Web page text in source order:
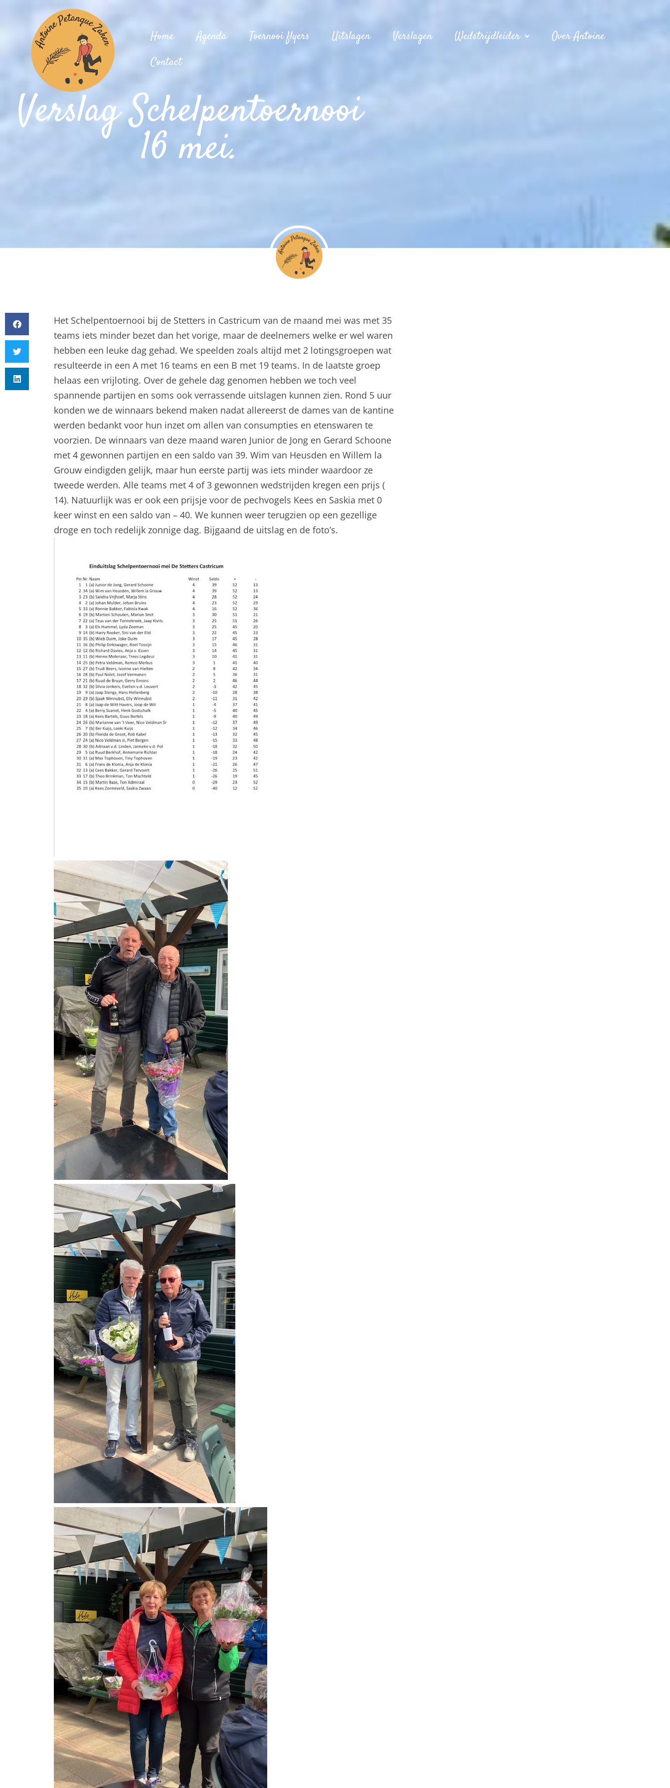
Home Agenda Toernooi flyers Uitslagen Verslagen Wedstrijdleider
Over Antoine
Contact
Verslag Schelpentoernooi
16 mei.
Het Schelpentoernooi bij de Stetters in Castricum van de maand mei was met 35
teams iets minder bezet dan het vorige, maar de deelnemers welke er wel waren
hebben een leuke dag gehad. We speelden zoals altijd met 2 lotingsgroepen wat
resulteerde in een A met 16 teams en een B met 19 teams. In de laatste groep
helaas een vrijloting. Over de gehele dag genomen hebben we toch veel
spannende partijen en soms ook verrassende uitslagen kunnen zien. Rond 5 uur
konden we de winnaars bekend maken nadat allereerst de dames van de kantine
werden bedankt voor hun inzet om allen van consumpties en etenswaren te
voorzien. De winnaars van deze maand waren Junior de Jong en Gerard Schoone
met 4 gewonnen partijen en een saldo van 39. Wim van Heusden en Willem la
Grouw eindigden gelijk, maar hun eerste partij was iets minder waardoor ze
tweede werden. Alle teams met 4 of 3 gewonnen wedstrijden kregen een prijs (
14). Natuurlijk was er ook een prijsje voor de pechvogels Kees en Saskia met 0
keer winst en een saldo van – 40. We kunnen weer terugzien op een gezellige
droge en toch redelijk zonnige dag. Bijgaand de uitslag en de foto’s.